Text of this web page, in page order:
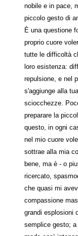
nobile e in pace,
piccolo gesto di
È una questione
proprio cuore
tutte le difficoltà
loro esistenza:
repulsione, e nel
s'aggiunge alla
sciocchezze.
preparare la
questo, in ogni
nel mio cuore
sottrae alla mia
bene, ma è - o
ricercato,
che quasi mi
compassione
grandi esplosioni
semplice gesto;